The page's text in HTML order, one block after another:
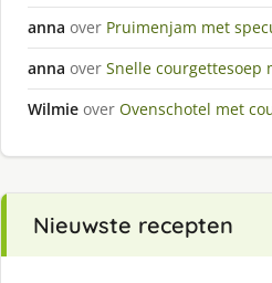
anna over Pruimenjam met
anna over Snelle courgettesoep
Wilmie over Ovenschotel met
Nieuwste recepten